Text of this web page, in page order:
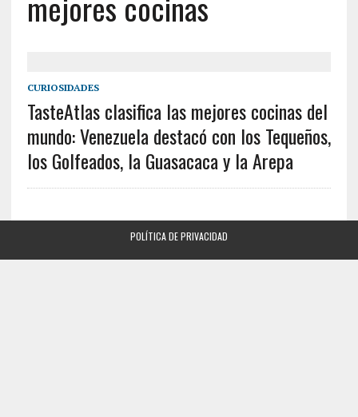
CURIOSIDADES
TasteAtlas clasifica las mejores cocinas del
mundo: Venezuela destacó con los Tequeños,
los Golfeados, la Guasacaca y la Arepa
POLÍTICA DE PRIVACIDAD